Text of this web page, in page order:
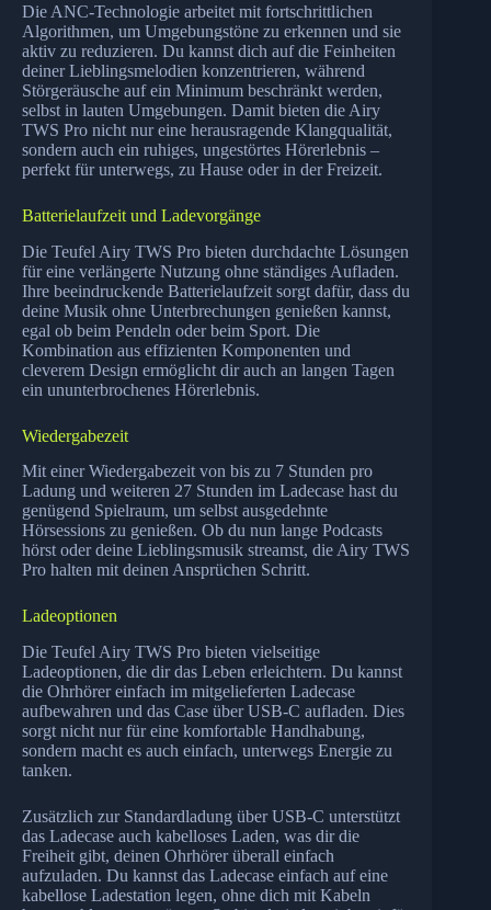
Die ANC-Technologie arbeitet mit fortschrittlichen
Algorithmen, um Umgebungstöne zu erkennen und sie
aktiv zu reduzieren. Du kannst dich auf die Feinheiten
deiner Lieblingsmelodien konzentrieren, während
Störgeräusche auf ein Minimum beschränkt werden,
selbst in lauten Umgebungen. Damit bieten die Airy
TWS Pro nicht nur eine herausragende Klangqualität,
sondern auch ein ruhiges, ungestörtes Hörerlebnis –
perfekt für unterwegs, zu Hause oder in der Freizeit.
Batterielaufzeit und Ladevorgänge
Die Teufel Airy TWS Pro bieten durchdachte Lösungen
für eine verlängerte Nutzung ohne ständiges Aufladen.
Ihre beeindruckende Batterielaufzeit sorgt dafür, dass du
deine Musik ohne Unterbrechungen genießen kannst,
egal ob beim Pendeln oder beim Sport. Die
Kombination aus effizienten Komponenten und
cleverem Design ermöglicht dir auch an langen Tagen
ein ununterbrochenes Hörerlebnis.
Wiedergabezeit
Mit einer Wiedergabezeit von bis zu 7 Stunden pro
Ladung und weiteren 27 Stunden im Ladecase hast du
genügend Spielraum, um selbst ausgedehnte
Hörsessions zu genießen. Ob du nun lange Podcasts
hörst oder deine Lieblingsmusik streamst, die Airy TWS
Pro halten mit deinen Ansprüchen Schritt.
Ladeoptionen
Die Teufel Airy TWS Pro bieten vielseitige
Ladeoptionen, die dir das Leben erleichtern. Du kannst
die Ohrhörer einfach im mitgelieferten Ladecase
aufbewahren und das Case über USB-C aufladen. Dies
sorgt nicht nur für eine komfortable Handhabung,
sondern macht es auch einfach, unterwegs Energie zu
tanken.
Zusätzlich zur Standardladung über USB-C unterstützt
das Ladecase auch kabelloses Laden, was dir die
Freiheit gibt, deinen Ohrhörer überall einfach
aufzuladen. Du kannst das Ladecase einfach auf eine
kabellose Ladestation legen, ohne dich mit Kabeln